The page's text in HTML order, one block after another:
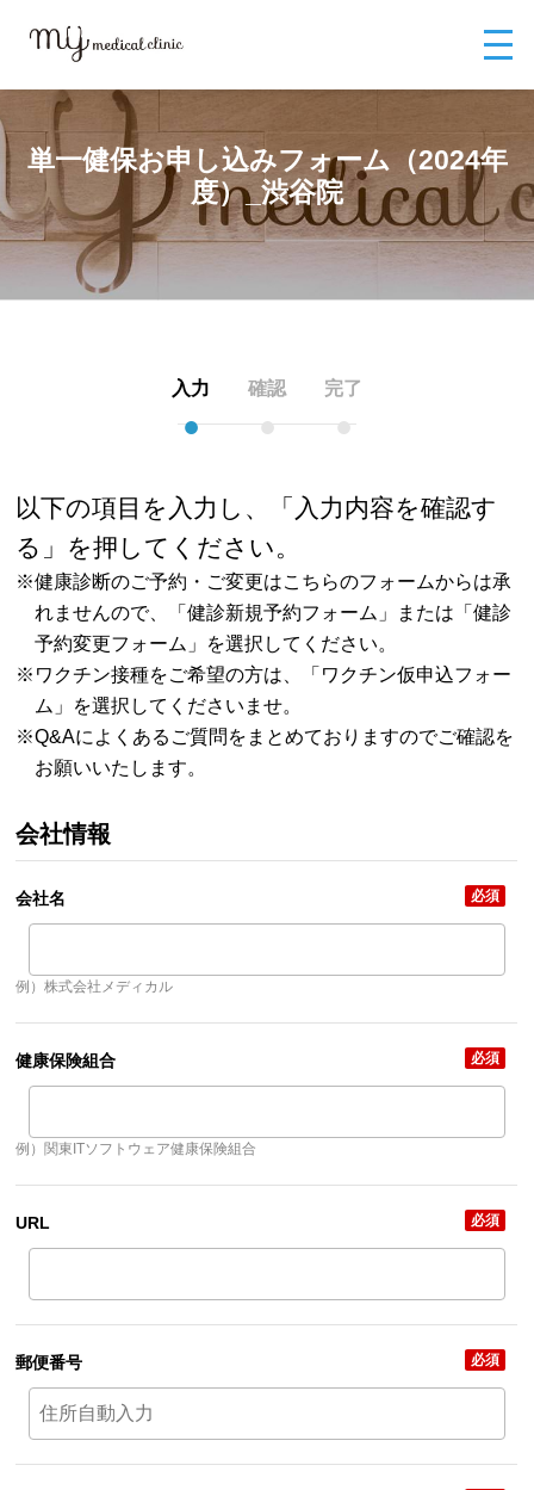
24年）
単一健保お申し込みフォーム（2024年度）_渋谷院
単一健保お申し込みフォーム（2024年
度）_渋谷院
入力
●
確認
●
完了
●
以下の項目を入力し、「入力内容を確認す
る」を押してください。
※健康診断のご予約・ご変更はこちらのフォームからは承
れませんので、「健診新規予約フォーム 」または「健診
予約変更フォーム 」を選択してください。
※ワクチン接種をご希望の方は、「 ワクチン仮申込フォー
ム 」を選択してくださいませ。
※Q&Aによくあるご質問をまとめておりますのでご確認を
お願いいたします。
会社情報
会社名 必須
例）株式会社メディカル
健康保険組合 必須
例）関東ITソフトウェア健康保険組合
URL 必須
郵便番号 必須